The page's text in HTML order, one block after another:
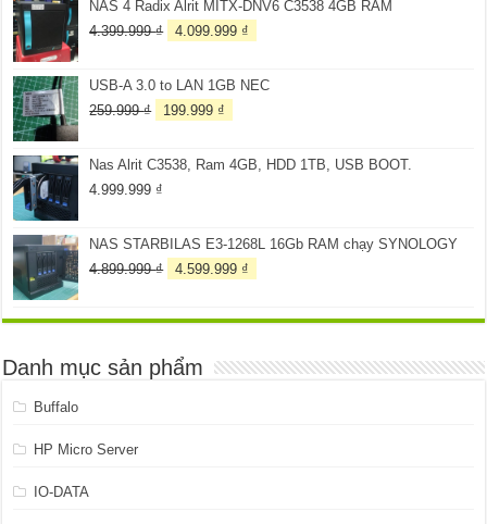
3.099.999 ₫.
là:
NAS 4 Radix Alrit MITX-DNV6 C3538 4GB RAM
4.399.999₫
Giá
4.399.999 ₫.
4.099.999 ₫
là:
USB-A 3.0 to LAN 1GB NEC
259.999₫
Giá
259.999 ₫.
199.999 ₫
là:
Nas Alrit C3538, Ram 4GB, HDD 1TB, USB BOOT.
4.999.999 ₫
NAS STARBILAS E3-1268L 16Gb RAM chạy SYNOLOGY
4.899.999₫
Giá
4.899.999 ₫.
4.599.999 ₫
là:
Danh mục sản phẩm
Buffalo
HP Micro Server
IO-DATA